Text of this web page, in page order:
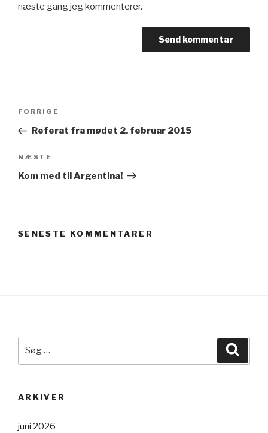
næste gang jeg kommenterer.
Forrige
indlæg
FORRIGE
Referat fra mødet 2. februar 2015
Næste
indlæg
NÆSTE
Kom med til Argentina!
SENESTE KOMMENTARER
efter:
ARKIVER
juni 2026